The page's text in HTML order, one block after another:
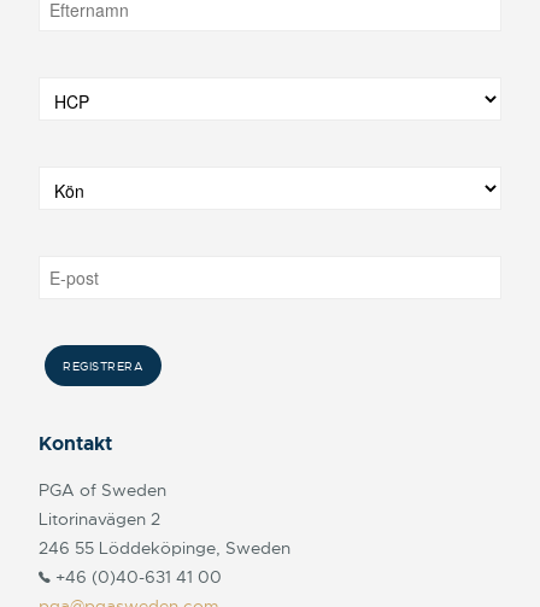
Kontakt
PGA of Sweden
Litorinavägen 2
246 55 Löddeköpinge, Sweden
+46 (0)40-631 41 00